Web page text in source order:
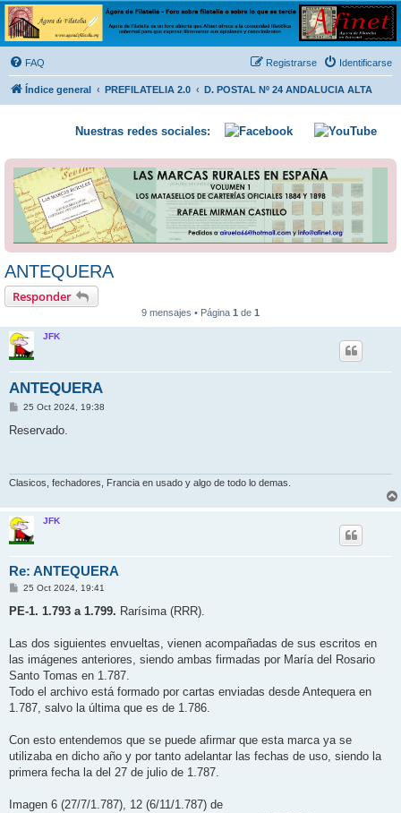
Ágora de Filatelia
Foro sobre filatelia o sobre lo que se tercie. Ágora de Filatelia es un foro abierto que Afinet
ofrece a la comunidad filatélica universal para que exprese libremente sus opiniones y
conocimientos
FAQ Identificarse
Registrarse
Índice general PREFILATELIA 2.0 D. POSTAL Nº 24 ANDALUCIA ALTA
Nuestras redes sociales:
ANTEQUERA
Responder
9 mensajes • Página 1 de 1
JFK
ANTEQUERA
M
n
25 Oct 2024, 19:38
Reservado.
Clasicos, fechadores, Francia en usado y algo de todo lo demas.
JFK
Re: ANTEQUERA
M
n
j
25 Oct 2024, 19:41
PE-1. 1.793 a 1.799. Rarísima (RRR).
Las dos siguientes envueltas, vienen acompañadas de sus escritos en
las imágenes anteriores, siendo ambas firmadas por María del Rosario
Santo Tomas en 1.787.
Todo el archivo está formado por cartas enviadas desde Antequera en
1.787, salvo la última que es de 1.786.
Con esto entendemos que se puede afirmar que esta marca ya se
utilizaba en dicho año y por tanto adelantar las fechas de uso, siendo la
primera fecha la del 27 de julio de 1.787.
Imagen 6 (27/7/1.787), 12 (6/11/1.787) de